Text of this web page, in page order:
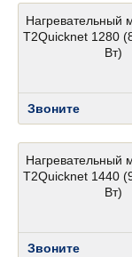
Нагревательный
T2Quicknet 1280
Вт)
Звоните
Нагревательный
T2Quicknet 1440
Вт)
Звоните